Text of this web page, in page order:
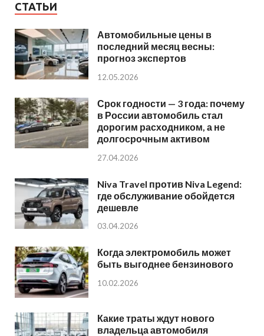
СТАТЬИ
Автомобильные цены в
последний месяц весны:
прогноз экспертов
12.05.2026
Срок годности — 3 года: почему
в России автомобиль стал
дорогим расходником, а не
долгосрочным активом
27.04.2026
Niva Travel против Niva Legend:
где обслуживание обойдется
дешевле
03.04.2026
Когда электромобиль может
быть выгоднее бензинового
10.02.2026
Какие траты ждут нового
владельца автомобиля